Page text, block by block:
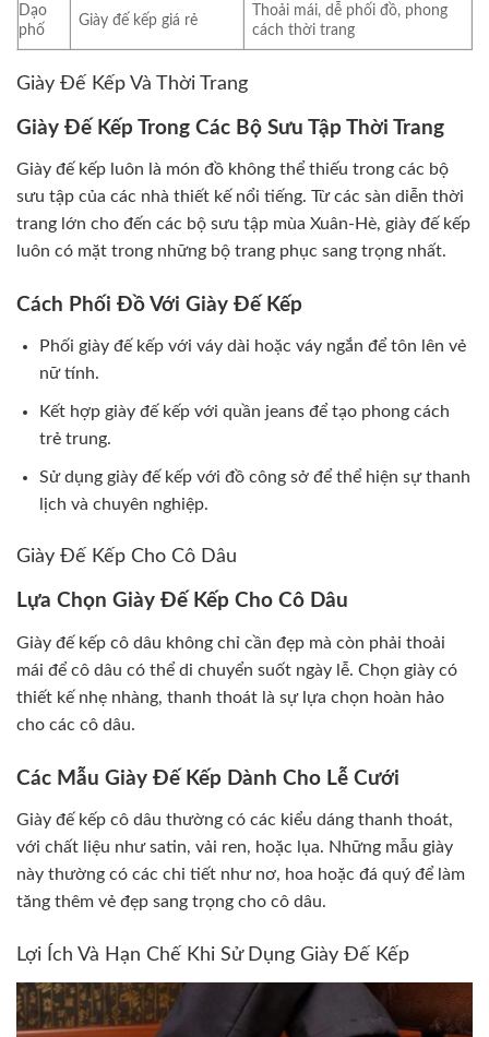
Dạo
phố
Giày đế kếp giá rẻ
Thoải mái, dễ phối đồ, phong
cách thời trang
Giày Đế Kếp Và Thời Trang
Giày Đế Kếp Trong Các Bộ Sưu Tập Thời Trang
Giày đế kếp luôn là món đồ không thể thiếu trong các bộ
sưu tập của các nhà thiết kế nổi tiếng. Từ các sàn diễn thời
trang lớn cho đến các bộ sưu tập mùa Xuân-Hè, giày đế kếp
luôn có mặt trong những bộ trang phục sang trọng nhất.
Cách Phối Đồ Với Giày Đế Kếp
Phối giày đế kếp với váy dài hoặc váy ngắn để tôn lên vẻ
nữ tính.
Kết hợp giày đế kếp với quần jeans để tạo phong cách
trẻ trung.
Sử dụng giày đế kếp với đồ công sở để thể hiện sự thanh
lịch và chuyên nghiệp.
Giày Đế Kếp Cho Cô Dâu
Lựa Chọn Giày Đế Kếp Cho Cô Dâu
Giày đế kếp cô dâu không chỉ cần đẹp mà còn phải thoải
mái để cô dâu có thể di chuyển suốt ngày lễ. Chọn giày có
thiết kế nhẹ nhàng, thanh thoát là sự lựa chọn hoàn hảo
cho các cô dâu.
Các Mẫu Giày Đế Kếp Dành Cho Lễ Cưới
Giày đế kếp cô dâu thường có các kiểu dáng thanh thoát,
với chất liệu như satin, vải ren, hoặc lụa. Những mẫu giày
này thường có các chi tiết như nơ, hoa hoặc đá quý để làm
tăng thêm vẻ đẹp sang trọng cho cô dâu.
Lợi Ích Và Hạn Chế Khi Sử Dụng Giày Đế Kếp